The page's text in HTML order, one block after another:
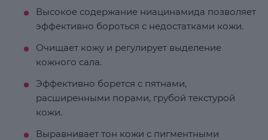
Высокое содержание ниацинамида позволяет
эффективно бороться с недостатками кожи.
Очищает кожу и регулирует выделение
кожного сала.
Эффективно борется с пятнами,
расширенными порами, грубой текстурой
кожи.
Выравнивает тон кожи с пигментными